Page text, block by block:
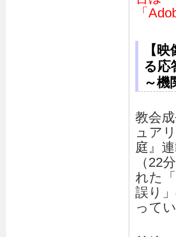
「
【
る応
～
教会
ュア
庭』
（22
れた
誤り
って